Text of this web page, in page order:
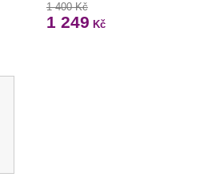
1 400 Kč
1 249 Kč